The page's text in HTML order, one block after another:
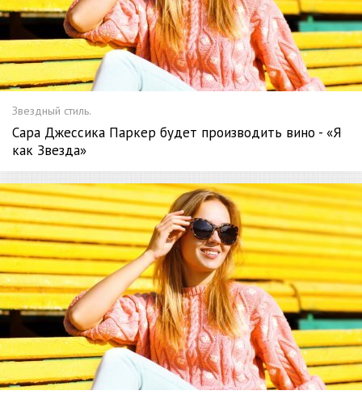
Звездный стиль.
Сара Джессика Паркер будет производить вино - «Я
как Звезда»